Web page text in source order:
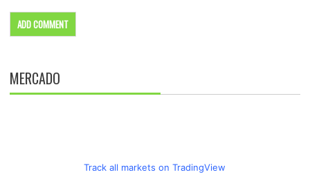
MERCADO
Track all markets on TradingView